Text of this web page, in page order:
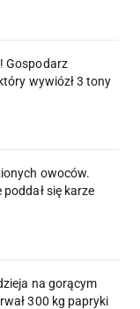
Gospodarz
wywiózł 3 tony
owoców.
się karze
na gorącym
300 kg papryki